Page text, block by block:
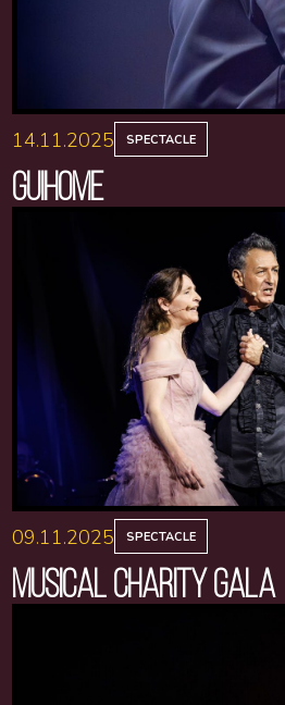
14.11.2025 SPECTACLE
GUIHOME
09.11.2025 SPECTACLE
MUSICAL CHARITY GALA